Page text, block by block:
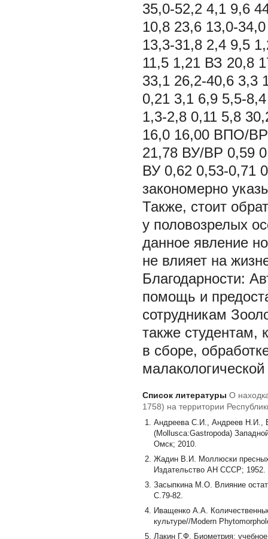
35,0-52,2 4,1 9,6
10,8 23,6 13,0-
13,3-31,8 2,4 9,5
11,5 1,21 ВЗ 20,8
33,1 26,2-40,6 3,3
0,21 3,1 6,9 5,5-
1,3-2,8 0,11 5,8
16,0 16,00 ВПО/ВР
21,78 ВУ/ВР 0,59
ВУ 0,62 0,53-0,71
закономерно
Также, стоит
у половозрелых
данное явление
не влияет на
Благодарности:
помощь и
сотрудникам
также студентам,
в сборе,
Список литературы О
1758) на территории
Андреева С.И., Андреев Н.И.,
(Mollusca:Gastropoda)
Омск; 2010.
Жадин В.И. Моллюски
Издательство АН СССР; 1952.
Засыпкина М.О. Влияние
С.79-82.
Иващенко А.А.
культуре//Modern
Лакин Г.Ф. Биометрия: